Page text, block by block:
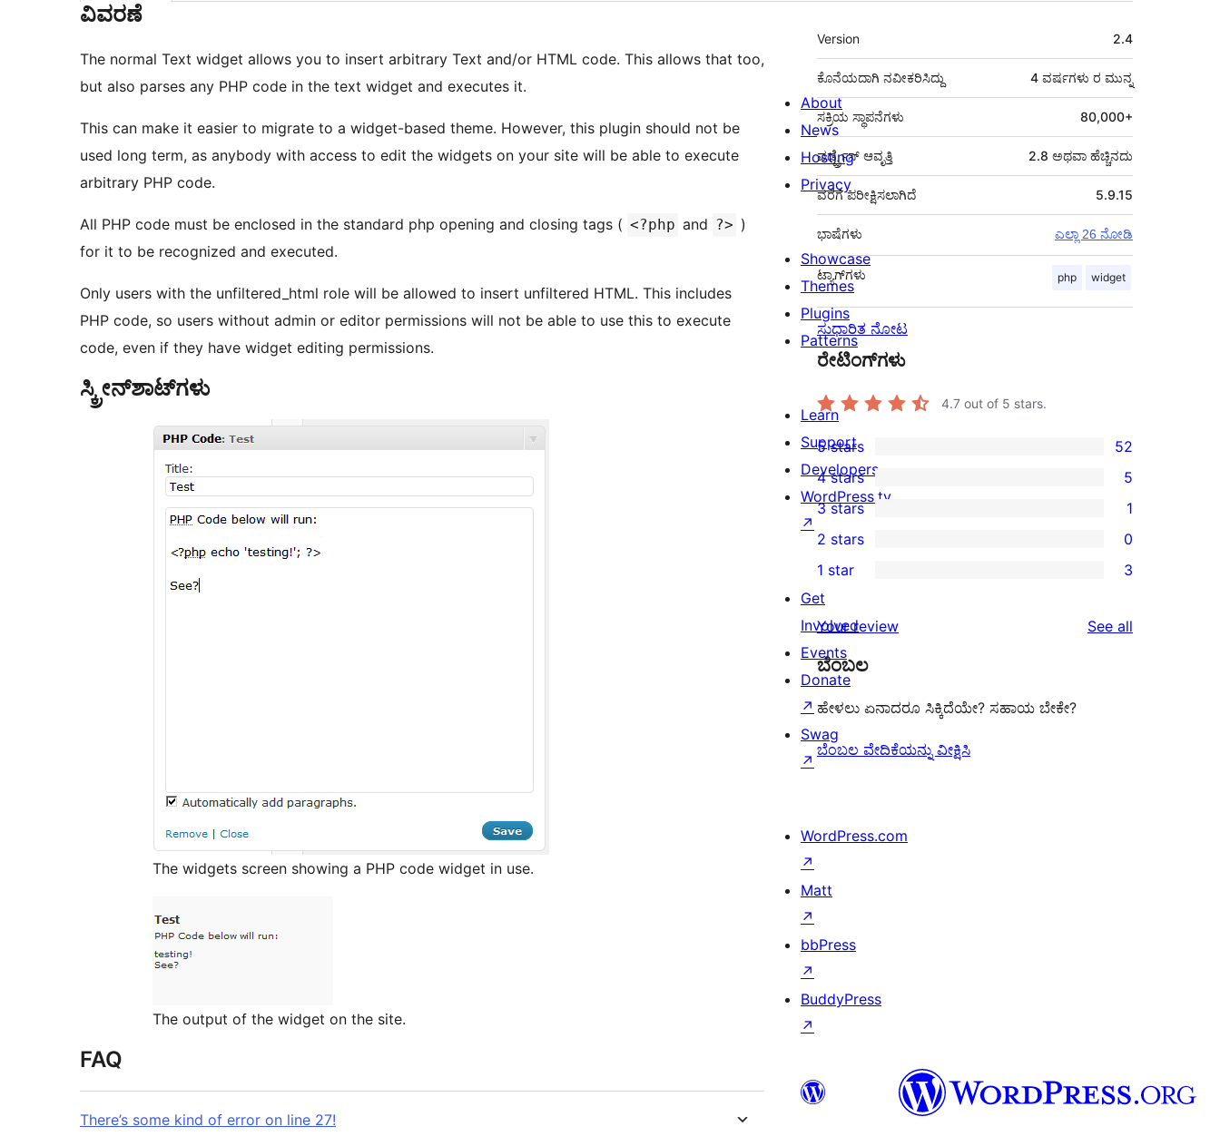
ವಿವರಣೆ
The normal Text widget allows you to insert arbitrary Text and/or HTML code. This allows that too,
but also parses any PHP code in the text widget and executes it.
This can make it easier to migrate to a widget-based theme. However, this plugin should not be
used long term, as anybody with access to edit the widgets on your site will be able to execute
arbitrary PHP code.
All PHP code must be enclosed in the standard php opening and closing tags ( <?php and ?> )
for it to be recognized and executed.
Only users with the unfiltered_html role will be allowed to insert unfiltered HTML. This includes
PHP code, so users without admin or editor permissions will not be able to use this to execute
code, even if they have widget editing permissions.
ಸ್ಕ್ರೀನ್‌ಶಾಟ್‌ಗಳು
The widgets screen showing a PHP code widget in use.
The output of the widget on the site.
FAQ
There’s some kind of error on line 27!
ಮೆಟಾ
Version 2.4
ಕೊನೆಯದಾಗಿ ನವೀಕರಿಸಿದ್ದು 4 ವರ್ಷಗಳು ರ ಮುನ್ನ
ಸಕ್ರಿಯ ಸ್ಥಾಪನೆಗಳು 80,000+
ವರ್ಡ್ಪ್ರೆಸ್ ಆವೃತ್ತಿ 2.8 ಅಥವಾ ಹೆಚ್ಚಿನದು
5.9.15
ವರೆಗೆ ಪರೀಕ್ಷಿಸಲಾಗಿದೆ
ಭಾಷೆಗಳು ಎಲ್ಲಾ 26 ನೋಡಿ
ಟ್ಯಾಗ್‌ಗಳು php widget
ಸುಧಾರಿತ ನೋಟ
ರೇಟಿಂಗ್‌ಗಳು
4.7 out of 5 stars.
52
5-
star
reviews
5 stars 52
5
4-
star
reviews
4 stars 5
1
3-
star
review
3 stars 1
2-
star
reviews
2 stars 0
1-
star
reviews
1 star 3
Your review See all
ಬೆಂಬಲ
ಹೇಳಲು ಏನಾದರೂ ಸಿಕ್ಕಿದೆಯೇ? ಸಹಾಯ ಬೇಕೇ?
ಬೆಂಬಲ ವೇದಿಕೆಯನ್ನು ವೀಕ್ಷಿಸಿ
About
News
Hosting
Privacy
Showcase
Themes
Plugins
Patterns
Learn
Support
Developers
WordPress.tv
↗
Get
Involved
Events
Donate
↗
Swag
↗
WordPress.com
↗
Matt
↗
bbPress
↗
BuddyPress
↗